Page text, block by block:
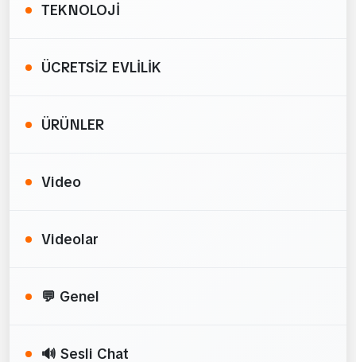
TEKNOLOJİ
ÜCRETSİZ EVLİLİK
ÜRÜNLER
Video
Videolar
💬 Genel
🔊 Sesli Chat